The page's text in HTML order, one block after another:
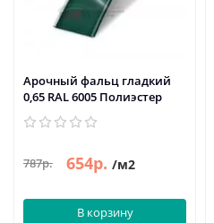
Арочный фальц гладкий
0,65 RAL 6005 Полиэстер
787р. 654р. /м2
В корзину